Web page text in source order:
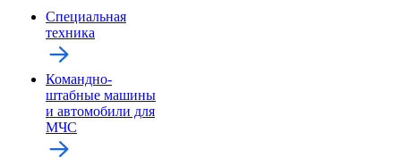
Специальная
техника
Командно-
штабные машины
и автомобили для
МЧС